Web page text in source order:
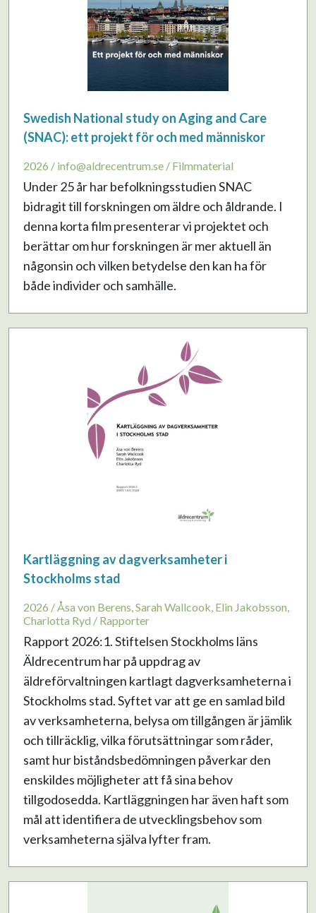
Swedish National study on Aging and Care
(SNAC): ett projekt för och med människor
2026 / info@aldrecentrum.se / Filmmaterial
Under 25 år har befolkningsstudien SNAC
bidragit till forskningen om äldre och åldrande. I
denna korta film presenterar vi projektet och
berättar om hur forskningen är mer aktuell än
någonsin och vilken betydelse den kan ha för
både individer och samhälle.
Kartläggning av dagverksamheter i
Stockholms stad
2026 / Åsa von Berens, Sarah Wallcook, Elin Jakobsson,
Charlotta Ryd / Rapporter
Rapport 2026:1. Stiftelsen Stockholms läns
Äldrecentrum har på uppdrag av
äldreförvaltningen kartlagt dagverksamheterna i
Stockholms stad. Syftet var att ge en samlad bild
av verksamheterna, belysa om tillgången är jämlik
och tillräcklig, vilka förutsättningar som råder,
samt hur biståndsbedömningen påverkar den
enskildes möjligheter att få sina behov
tillgodosedda. Kartläggningen har även haft som
mål att identifiera de utvecklingsbehov som
verksamheterna själva lyfter fram.